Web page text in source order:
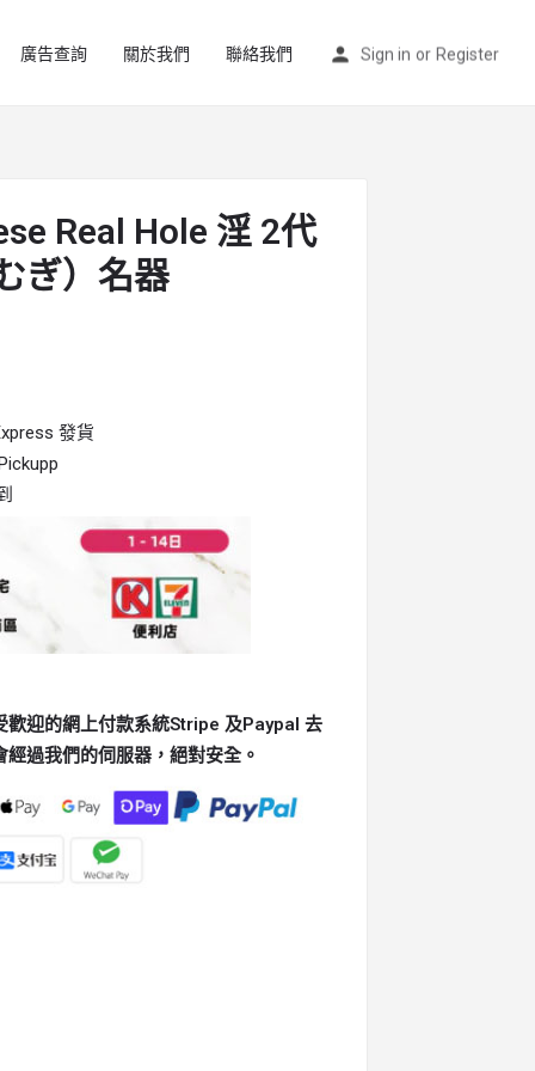
廣告查詢 關於我們 聯絡我們 Sign in or Register
Real Hole 淫 2代
ぎ）名器
發貨
歡迎的網上付款系統Stripe 及Paypal 去
過我們的伺服器，絕對安全。